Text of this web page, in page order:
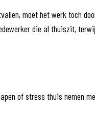
moet het werk toch
die al thuiszit,
of stress thuis nemen